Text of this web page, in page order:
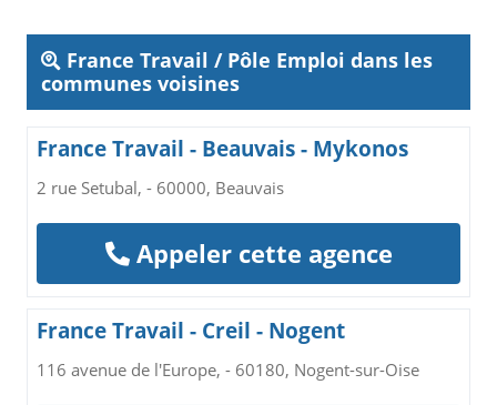
France Travail / Pôle Emploi dans les
communes voisines
France Travail - Beauvais - Mykonos
2 rue Setubal, - 60000, Beauvais
Appeler cette agence
France Travail - Creil - Nogent
116 avenue de l'Europe, - 60180, Nogent-sur-Oise